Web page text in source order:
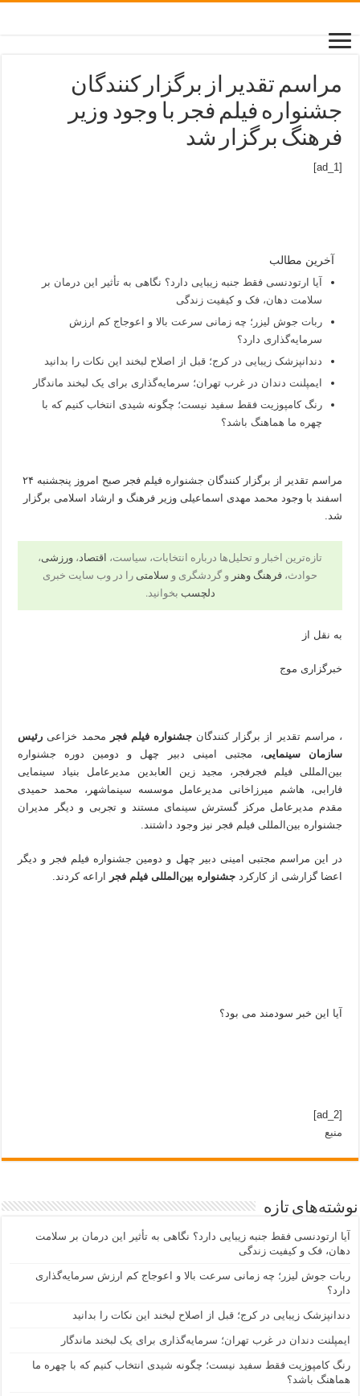
مراسم تقدیر از برگزار کنندگان
جشنواره فیلم فجر با وجود وزیر
فرهنگ برگزار شد
[ad_1]
آخرین مطالب
آیا ارتودنسی فقط جنبه زیبایی دارد؟ نگاهی به تأثیر این درمان بر
سلامت دهان، فک و کیفیت زندگی
ربات جوش لیزر؛ چه زمانی سرعت بالا و اعوجاج کم ارزش
سرمایه‌گذاری دارد؟
دندانپزشک زیبایی در کرج؛ قبل از اصلاح لبخند این نکات را بدانید
ایمپلنت دندان در غرب تهران؛ سرمایه‌گذاری برای یک لبخند ماندگار
رنگ کامپوزیت فقط سفید نیست؛ چگونه شیدی انتخاب کنیم که با
چهره ما هماهنگ باشد؟
مراسم تقدیر از برگزار کنندگان جشنواره فیلم فجر صبح امروز پنجشنبه ۲۴
اسفند با وجود محمد مهدی اسماعیلی وزیر فرهنگ و ارشاد اسلامی برگزار
شد.
تازه‌ترین اخبار و تحلیل‌ها درباره انتخابات، سیاست، اقتصاد، ورزشی،
حوادث، فرهنگ وهنر و گردشگری و سلامتی را در وب سایت خبری
دلچسب بخوانید.
به نقل از
خبرگزاری موج
، مراسم تقدیر از برگزار کنندگانجشنواره فیلم فجر محمد خزاعی رئیس
سازمان سینمایی، مجتبی امینی دبیر چهل و دومین دوره جشنواره
بین‌المللی فیلم فجرفجر، مجید زین العابدین مدیرعامل بنیاد سینمایی
فارابی، هاشم میرزاخانی مدیرعامل موسسه سینماشهر، محمد حمیدی
مقدم مدیرعامل مرکز گسترش سینمای مستند و تجربی و دیگر مدیران
جشنواره بین‌المللی فیلم فجر نیز وجود داشتند.
در این مراسم مجتبی امینی دبیر چهل و دومین جشنواره فیلم فجر و دیگر
اعضا گزارشی از کارکردجشنواره بین‌المللی فیلم فجر اراعه کردند.
آیا این خبر سودمند می بود؟
[ad_2]
منبع
نوشته‌های تازه
آیا ارتودنسی فقط جنبه زیبایی دارد؟ نگاهی به تأثیر این درمان بر سلامت
دهان، فک و کیفیت زندگی
ربات جوش لیزر؛ چه زمانی سرعت بالا و اعوجاج کم ارزش سرمایه‌گذاری
دارد؟
دندانپزشک زیبایی در کرج؛ قبل از اصلاح لبخند این نکات را بدانید
ایمپلنت دندان در غرب تهران؛ سرمایه‌گذاری برای یک لبخند ماندگار
رنگ کامپوزیت فقط سفید نیست؛ چگونه شیدی انتخاب کنیم که با چهره ما
هماهنگ باشد؟